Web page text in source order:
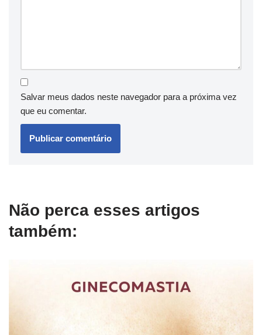
Salvar meus dados neste navegador para a próxima vez
que eu comentar.
Não perca esses artigos
também: